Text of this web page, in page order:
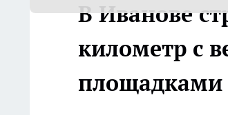
В Иванове
километр с
площадками